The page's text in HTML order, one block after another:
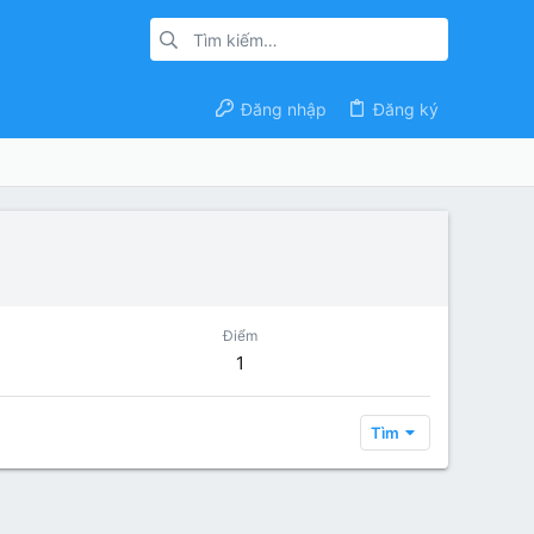
Đăng nhập Đăng ký
Điểm
1
Tìm